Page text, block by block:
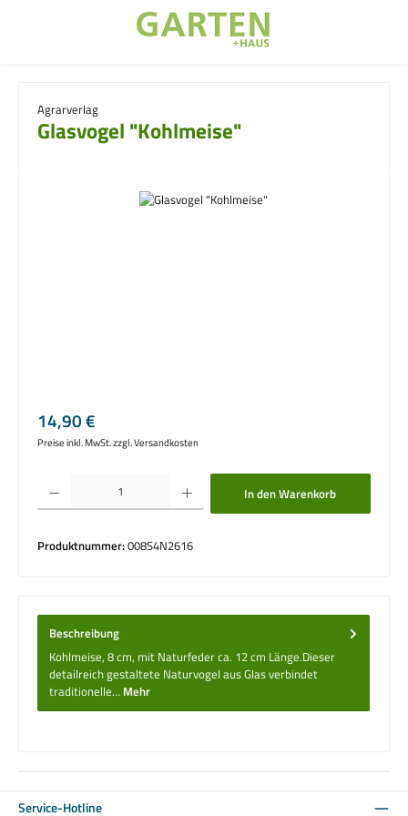
Agrarverlag
Glasvogel "Kohlmeise"
Bildergalerie überspringen
Regulärer Preis:
14,90 €
Preise inkl. MwSt. zzgl. Versandkosten
Produkt Anzahl: Gib den gewünschten Wert ein oder benutze die Schaltflächen um
In den Warenkorb
Produktnummer:008S4N2616
Beschreibung
Kohlmeise, 8 cm, mit Naturfeder ca. 12 cm Länge.Dieser
detailreich gestaltete Naturvogel aus Glas verbindet
traditionelle… Mehr
Service-Hotline